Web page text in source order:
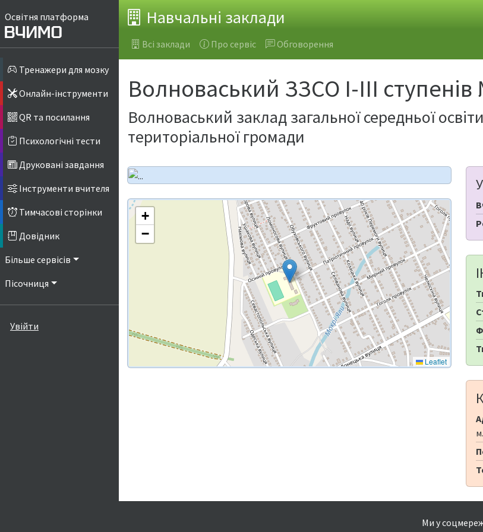
Освітня платформа
Тренажери для мозку
Онлайн-інструменти
QR та посилання
Психологічні тести
Друковані завдання
Інструменти вчителя
Тимчасові сторінки
Довідник
Більше сервісів
Пісочниця
Увійти
Навчальні заклади
Всі заклади Про сервіс Обговорення
Волноваський ЗЗСО І-ІІІ
Волноваський заклад загальної середньої
територіальної громади
+
−
Leaflet
Ми у